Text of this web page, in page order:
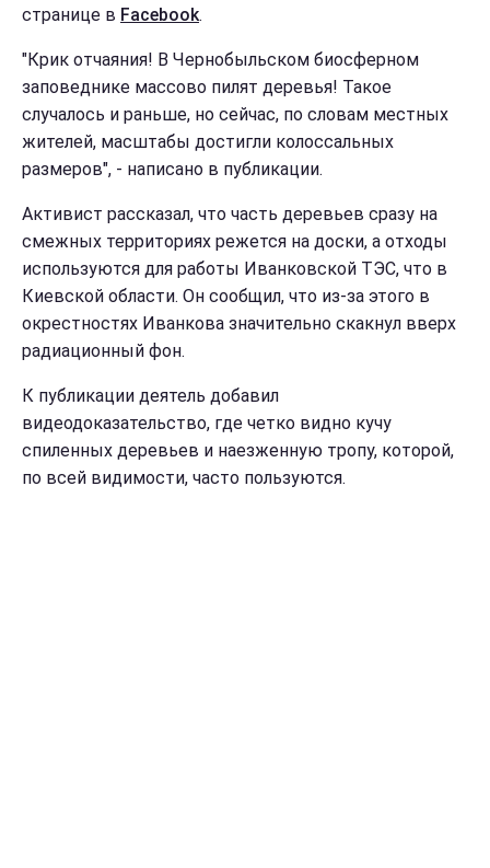
странице в Facebook.
"Крик отчаяния! В Чернобыльском биосферном
заповеднике массово пилят деревья! Такое
случалось и раньше, но сейчас, по словам местных
жителей, масштабы достигли колоссальных
размеров", - написано в публикации.
Активист рассказал, что часть деревьев сразу на
смежных территориях режется на доски, а отходы
используются для работы Иванковской ТЭС, что в
Киевской области. Он сообщил, что из-за этого в
окрестностях Иванкова значительно скакнул вверх
радиационный фон.
К публикации деятель добавил
видеодоказательство, где четко видно кучу
спиленных деревьев и наезженную тропу, которой,
по всей видимости, часто пользуются.